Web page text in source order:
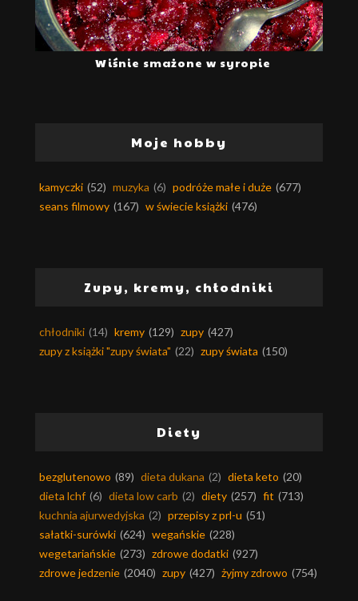
Wiśnie smażone w syropie
Moje hobby
kamyczki (52) muzyka (6) podróże małe i duże (677)
seans filmowy (167) w świecie książki (476)
Zupy, kremy, chłodniki
chłodniki (14) kremy (129) zupy (427)
zupy z książki "zupy świata" (22) zupy świata (150)
Diety
bezglutenowo (89) dieta dukana (2) dieta keto (20)
dieta lchf (6) dieta low carb (2) diety (257) fit (713)
kuchnia ajurwedyjska (2) przepisy z prl-u (51)
sałatki-surówki (624) wegańskie (228)
wegetariańskie (273) zdrowe dodatki (927)
zdrowe jedzenie (2040) zupy (427) żyjmy zdrowo (754)